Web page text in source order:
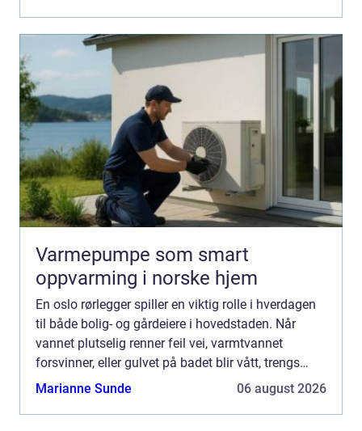
Varmepumpe som smart
oppvarming i norske hjem
En oslo rørlegger spiller en viktig rolle i hverdagen
til både bolig- og gårdeiere i hovedstaden. Når
vannet plutselig renner feil vei, varmtvannet
forsvinner, eller gulvet på badet blir vått, trengs
fagfolk som rykker ut raskt og gjør en grundig job...
Marianne Sunde 06 august 2026